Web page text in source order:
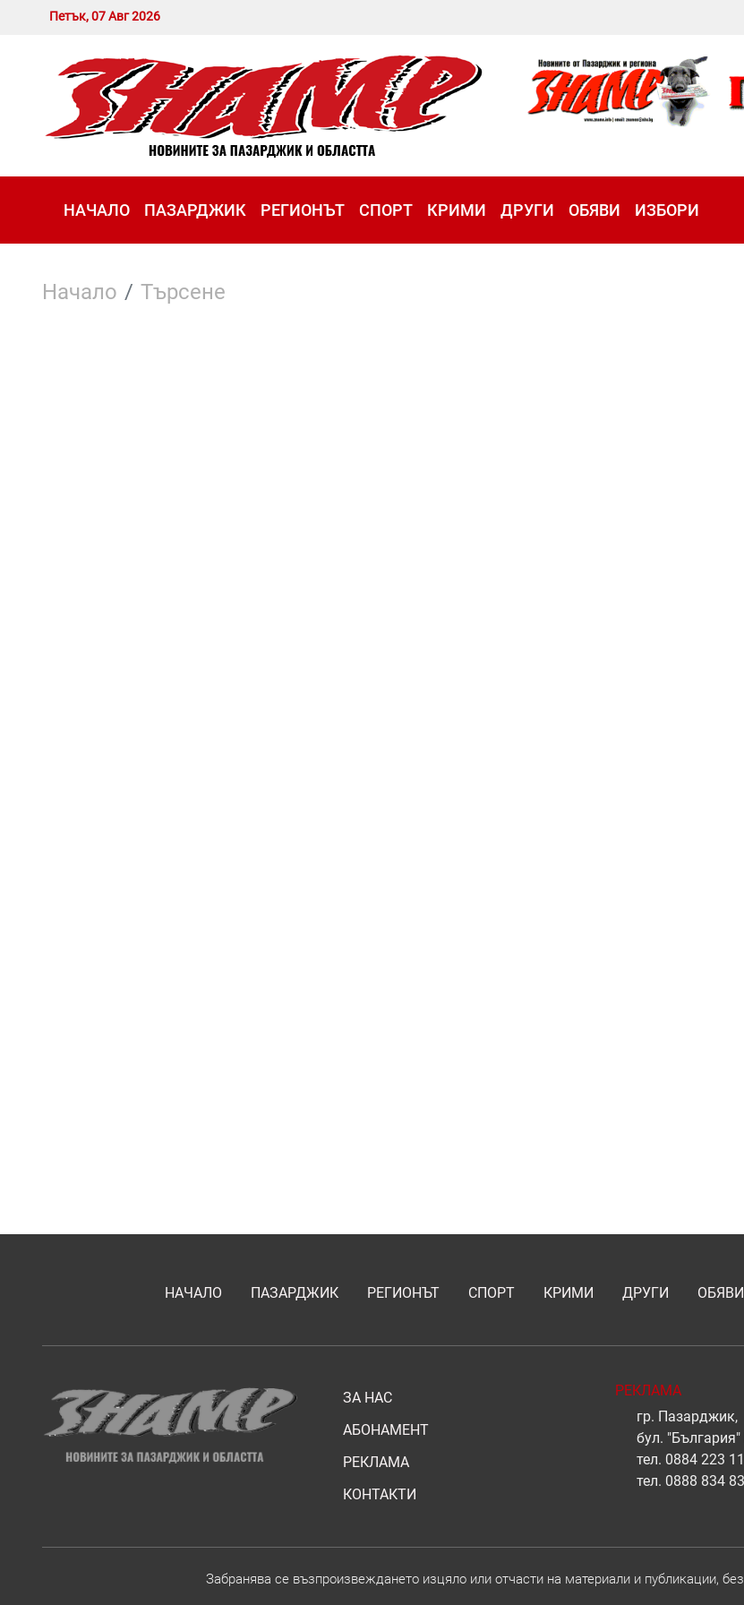
Петък, 07 Авг 2026
НАЧАЛО ПАЗАРДЖИК РЕГИОНЪТ СПОРТ КРИМИ ДРУГИ ОБЯВИ ИЗБОРИ
Начало Търсене
НАЧАЛО ПАЗАРДЖИК РЕГИОНЪТ СПОРТ КРИМИ ДРУГИ ОБЯВИ
ЗА НАС
АБОНАМЕНТ
РЕКЛАМА
КОНТАКТИ
РЕКЛАМА
гр. Пазарджик,
бул. "България"
тел. 0884 223
тел. 0888 834
Забранява се възпроизвеждането изцяло или отчасти на материали и публикации,